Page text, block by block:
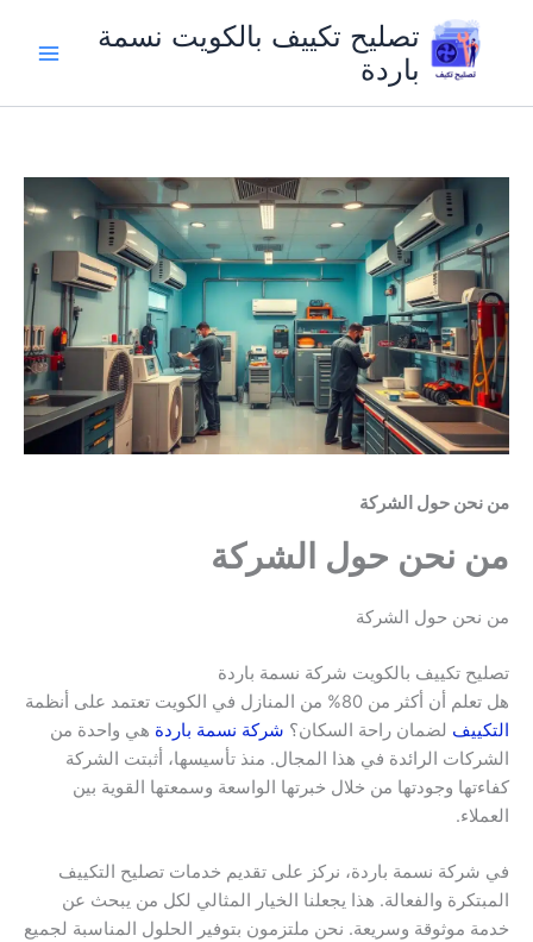
المحتوى
تصليح تكييف بالكويت نسمة
باردة
من نحن حول الشركة
من نحن حول الشركة
من نحن حول الشركة
تصليح تكييف بالكويت شركة نسمة باردة
هل تعلم أن أكثر من 80% من المنازل في الكويت تعتمد على أنظمة
التكييف لضمان راحة السكان؟ شركة نسمة باردة هي واحدة من
الشركات الرائدة في هذا المجال. منذ تأسيسها، أثبتت الشركة
كفاءتها وجودتها من خلال خبرتها الواسعة وسمعتها القوية بين
العملاء.
في شركة نسمة باردة، نركز على تقديم خدمات تصليح التكييف
المبتكرة والفعالة. هذا يجعلنا الخيار المثالي لكل من يبحث عن
خدمة موثوقة وسريعة. نحن ملتزمون بتوفير الحلول المناسبة لجميع